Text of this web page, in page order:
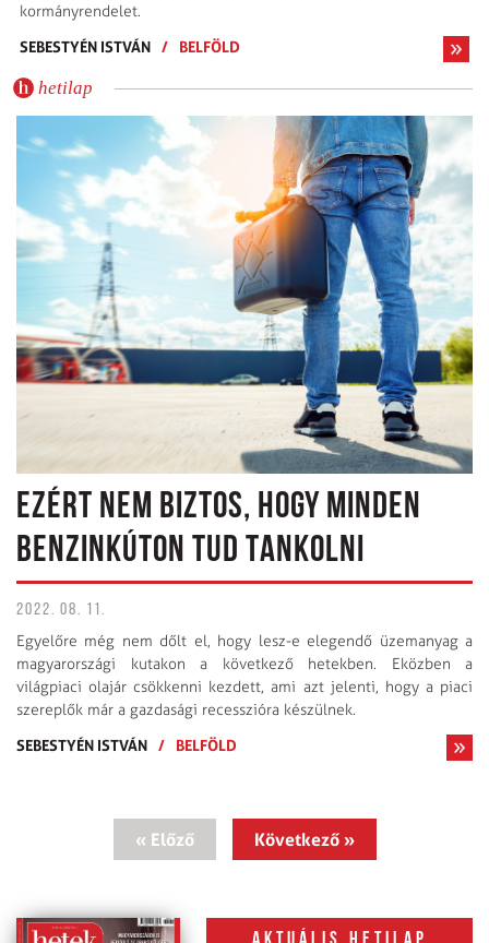
kormányrendelet.
SEBESTYÉN ISTVÁN / BELFÖLD
hetilap
EZÉRT NEM BIZTOS, HOGY MINDEN
BENZINKÚTON TUD TANKOLNI
2022. 08. 11.
Egyelőre még nem dőlt el, hogy lesz-e elegendő üzemanyag a
magyar­országi kutakon a következő hetekben. Eközben a
világpiaci olajár csökkenni kezdett, ami azt jelenti, hogy a piaci
szereplők már a gazdasági recesszióra készülnek.
SEBESTYÉN ISTVÁN / BELFÖLD
« Előző Következő »